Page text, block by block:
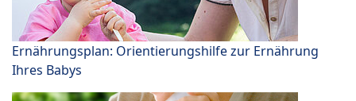
Ernährungsplan: Orientierungshilfe zur Ernährung
Ihres Babys